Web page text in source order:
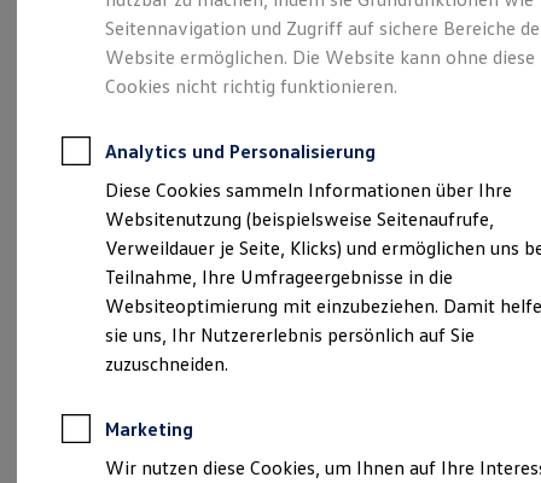
Junge Gebrauchtwagen-Leasing
Elektroauto Leasing
Kleinwagen-Leasing
Leasing ohne Anzahlung
Finanzierung
Kfz-Versicherung
Restschuldversicherungen
Garantien
Wartungsverträge
Geschäftskunden
Professional Class bei Volkswagen
Großkunden
Behörden
Direktkunden
Sonderfahrzeuge
Anpfiff zum Gewinn
Elektroautos
ID. Tutorials
Elektrofahrzeugkonzepte
Tritschlerstraße 7, 66606 St. Wendel
info.wnd@autohaus-zyrull.de
+49 6851 994000
Samstag
13:00
Sonntag
Geschlossen
Seitennavigation und Zugriff auf sichere Bereiche
Website ermöglichen. Die Website kann ohne diese
Cookies nicht richtig funktionieren.
Analytics und Personalisierung
Diese Cookies sammeln Informationen über Ihre
Websitenutzung (beispielsweise Seitenaufrufe,
Verweildauer je Seite, Klicks) und ermöglichen uns
Teilnahme, Ihre Umfrageergebnisse in die
Websiteoptimierung mit einzubeziehen. Damit
sie uns, Ihr Nutzererlebnis persönlich auf Sie
zuzuschneiden.
Marketing
Wir nutzen diese Cookies, um Ihnen auf Ihre